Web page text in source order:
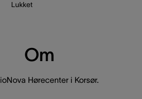
Lukket
Om
Hørecenter i Korsør.